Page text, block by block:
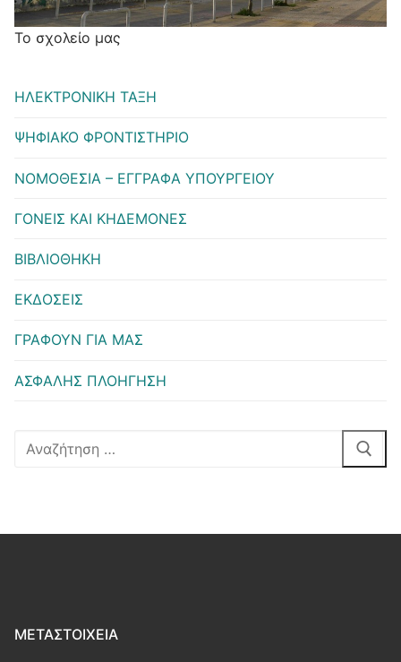
Το σχολείο μας
ΗΛΕΚΤΡΟΝΙΚΗ ΤΑΞΗ
ΨΗΦΙΑΚΟ ΦΡΟΝΤΙΣΤΗΡΙΟ
ΝΟΜΟΘΕΣΙΑ – ΕΓΓΡΑΦΑ ΥΠΟΥΡΓΕΙΟΥ
ΓΟΝΕΙΣ ΚΑΙ ΚΗΔΕΜΟΝΕΣ
ΒΙΒΛΙΟΘΗΚΗ
ΕΚΔΟΣΕΙΣ
ΓΡΑΦΟΥΝ ΓΙΑ ΜΑΣ
ΑΣΦΑΛΗΣ ΠΛΟΗΓΗΣΗ
Αναζήτηση
ΜΕΤΑΣΤΟΙΧΕΊΑ